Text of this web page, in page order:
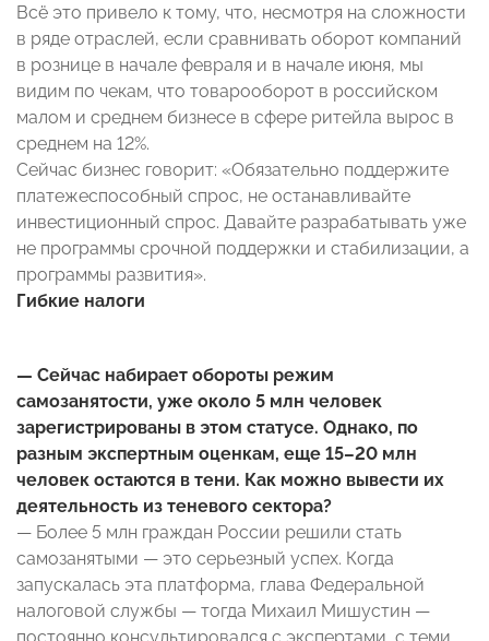
Всё это привело к тому, что, несмотря на сложности
в ряде отраслей, если сравнивать оборот компаний
в рознице в начале февраля и в начале июня, мы
видим по чекам, что товарооборот в российском
малом и среднем бизнесе в сфере ритейла вырос в
среднем на 12%.
Сейчас бизнес говорит: «Обязательно поддержите
платежеспособный спрос, не останавливайте
инвестиционный спрос. Давайте разрабатывать уже
не программы срочной поддержки и стабилизации, а
программы развития».
Гибкие налоги
— Сейчас набирает обороты режим
самозанятости, уже около 5 млн человек
зарегистрированы в этом статусе. Однако, по
разным экспертным оценкам, еще 15–20 млн
человек остаются в тени. Как можно вывести их
деятельность из теневого сектора?
— Более 5 млн граждан России решили стать
самозанятыми — это серьезный успех. Когда
запускалась эта платформа, глава Федеральной
налоговой службы — тогда Михаил Мишустин —